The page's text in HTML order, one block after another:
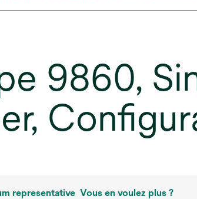
9860,
representative Vous en voulez plus ?